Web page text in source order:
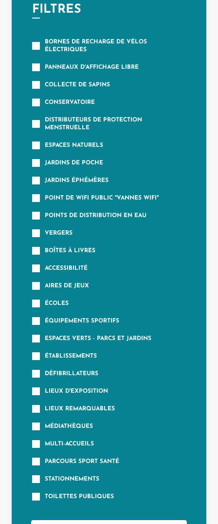
Journaliste
FILTRES
BORNES DE RECHARGE DE VÉLOS
ÉLECTRIQUES
PANNEAUX D'AFFICHAGE LIBRE
COLLECTE DE SAPINS
CONSERVATOIRE
DISTRIBUTEURS DE PROTECTION
MENSTRUELLE
ESPACES NATURELS
JARDINS DE POCHE
JARDINS ÉPHÉMÈRES
POINT DE WIFI PUBLIC "VANNES WIFI"
POINTS DE DISTRIBUTION EN EAU
VERGERS
BOÎTES À LIVRES
ACCESSIBILITÉ
AIRES DE JEUX
ÉCOLES
ÉQUIPEMENTS SPORTIFS
ESPACES VERTS - PARCS ET JARDINS
ÉTABLISSEMENTS
DÉFIBRILLATEURS
LIEUX D'EXPOSITION
LIEUX REMARQUABLES
MÉDIATHÈQUES
MULTI-ACCUEILS
PARCOURS SPORT SANTÉ
STATIONNEMENTS
TOILETTES PUBLIQUES